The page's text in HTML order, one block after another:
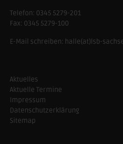
Telefon: 0345 5279-201
Fax: 0345 5279-100
E-Mail schreiben: halle(at)lsb-
Aktuelles
Aktuelle Termine
Impressum
Datenschutzerklärung
Sitemap